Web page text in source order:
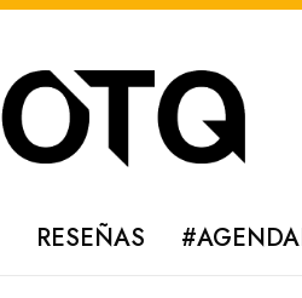
RESEÑAS